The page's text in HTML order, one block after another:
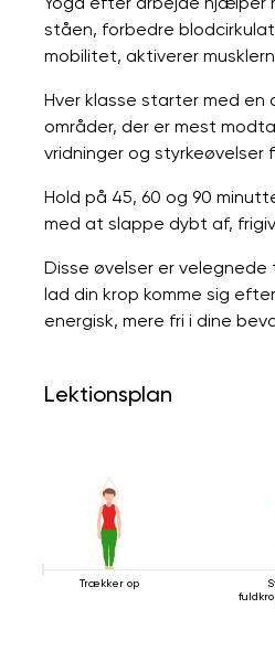
ståen, forbedre
mobilitet, aktiverer
Hver klasse starter med
områder, der er mest
vridninger og styrkeøvelser
Hold på 45, 60 og 90
med at slappe dybt af,
Disse øvelser er
lad din krop komme sig
energisk, mere fri i dine
Lektionsplan
Trækker op